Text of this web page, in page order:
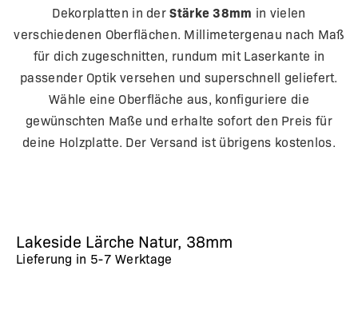
Dekorplatten in derStärke 38mm in vielen
verschiedenen Oberflächen. Millimetergenau nach Maß
für dich zugeschnitten, rundum mit Laserkante in
passender Optik versehen und superschnell geliefert.
Wähle eine Oberfläche aus, konfiguriere die
gewünschten Maße und erhalte sofort den Preis für
deine Holzplatte. Der Versand ist übrigens kostenlos.
Lakeside Lärche Natur, 38mm
Lieferung in 5-7 Werktage